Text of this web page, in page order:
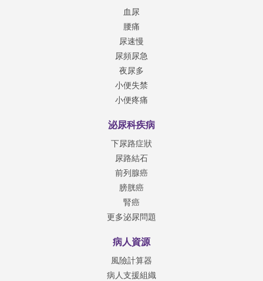
血尿
腰痛
尿速慢
尿頻尿急
夜尿多
小便失禁
小便疼痛
泌尿科疾病
下尿路症狀
尿路結石
前列腺癌
膀胱癌
腎癌
更多泌尿問題
病人資源
風險計算器
病人支援組織